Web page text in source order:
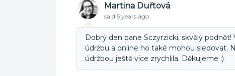
Martina Duřtová
said 5 years ago
Dobrý den pane Sczyrzicki, skvělý
údržbu a online ho také mohou sledovat.
údržbou ještě více zrychlila. Děkujeme :)